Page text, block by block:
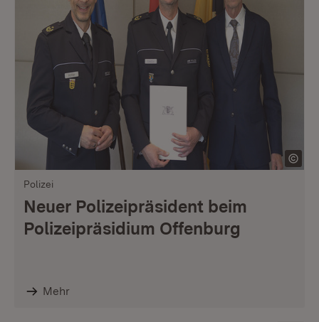
Polizei
Neuer Polizeipräsident beim
Polizeipräsidium Offenburg
Mehr